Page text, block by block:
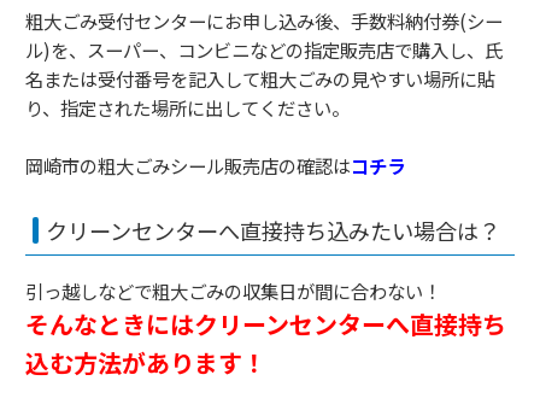
粗大ごみ受付センターにお申し込み後、手数料納付券(シー
ル)を、スーパー、コンビニなどの指定販売店で購入し、氏
名または受付番号を記入して粗大ごみの見やすい場所に貼
り、指定された場所に出してください。
岡崎市の粗大ごみシール販売店の確認はコチラ
クリーンセンターへ直接持ち込みたい場合は？
引っ越しなどで粗大ごみの収集日が間に合わない！
そんなときにはクリーンセンターへ直接持ち
込む方法があります！